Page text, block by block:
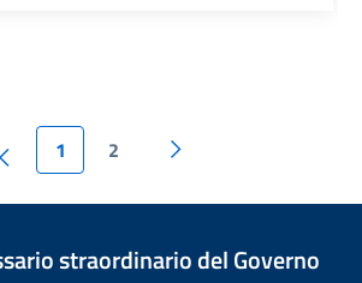
1 2
straordinario del Governo